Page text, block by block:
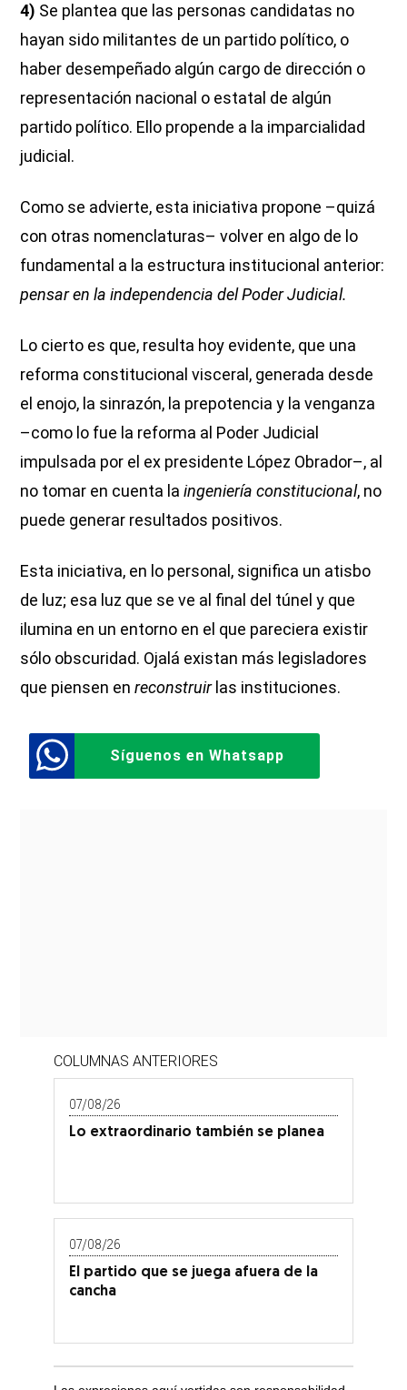
4) Se plantea que las personas candidatas no
hayan sido militantes de un partido político, o
haber desempeñado algún cargo de dirección o
representación nacional o estatal de algún
partido político. Ello propende a la imparcialidad
judicial.
Como se advierte, esta iniciativa propone –quizá
con otras nomenclaturas– volver en algo de lo
fundamental a la estructura institucional anterior:
pensar en la independencia del Poder Judicial.
Lo cierto es que, resulta hoy evidente, que una
reforma constitucional visceral, generada desde
el enojo, la sinrazón, la prepotencia y la venganza
–como lo fue la reforma al Poder Judicial
impulsada por el ex presidente López Obrador–, al
no tomar en cuenta laingeniería constitucional, no
puede generar resultados positivos.
Esta iniciativa, en lo personal, significa un atisbo
de luz; esa luz que se ve al final del túnel y que
ilumina en un entorno en el que pareciera existir
sólo obscuridad. Ojalá existan más legisladores
que piensen enreconstruir las instituciones.
Síguenos en Whatsapp
COLUMNAS ANTERIORES
07/08/26
Lo extraordinario también se planea
07/08/26
El partido que se juega afuera de la
cancha